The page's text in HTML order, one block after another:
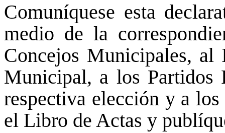
Comuníquese esta
medio de la
Concejos Municipales, al
Municipal, a los Partidos
respectiva elección y a los
el Libro de Actas y